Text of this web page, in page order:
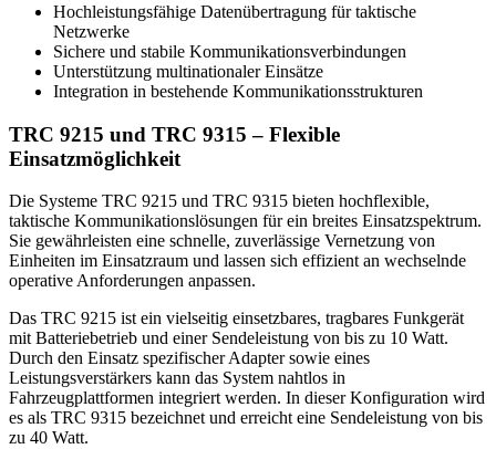
Hochleistungsfähige Datenübertragung für taktische
Netzwerke
Sichere und stabile Kommunikationsverbindungen
Unterstützung multinationaler Einsätze
Integration in bestehende Kommunikationsstrukturen
TRC 9215 und TRC 9315 – Flexible
Einsatzmöglichkeit
Die Systeme TRC 9215 und TRC 9315 bieten hochflexible,
taktische Kommunikationslösungen für ein breites Einsatzspektrum.
Sie gewährleisten eine schnelle, zuverlässige Vernetzung von
Einheiten im Einsatzraum und lassen sich effizient an wechselnde
operative Anforderungen anpassen.
Das TRC 9215 ist ein vielseitig einsetzbares, tragbares Funkgerät
mit Batteriebetrieb und einer Sendeleistung von bis zu 10 Watt.
Durch den Einsatz spezifischer Adapter sowie eines
Leistungsverstärkers kann das System nahtlos in
Fahrzeugplattformen integriert werden. In dieser Konfiguration wird
es als TRC 9315 bezeichnet und erreicht eine Sendeleistung von bis
zu 40 Watt.